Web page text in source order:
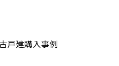
戸建購入事例